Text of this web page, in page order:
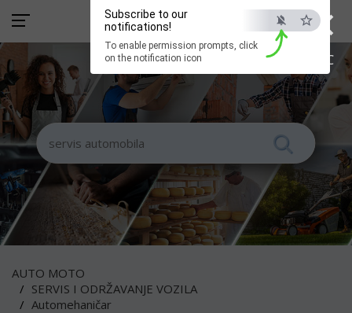
×
ESC
Subscribe to our
notifications!
To enable permission prompts, click
on the notification icon
AUTO MOTO
SERVIS I ODRŽAVANJE VOZILA
Automehaničar